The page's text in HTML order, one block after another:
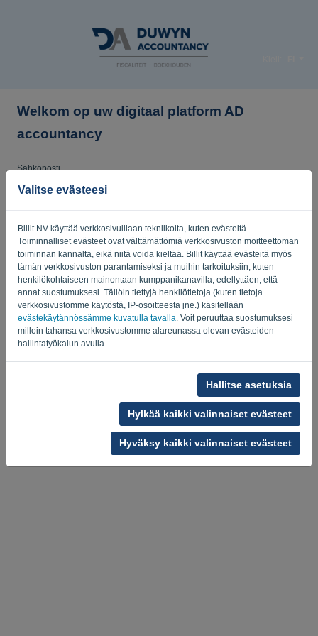
Valitse evästeesi
Billit NV käyttää verkkosivuillaan tekniikoita, kuten evästeitä.
Toiminnalliset evästeet ovat välttämättömiä verkkosivuston moitteettoman
toiminnan kannalta, eikä niitä voida kieltää. Billit käyttää evästeitä myös
tämän verkkosivuston parantamiseksi ja muihin tarkoituksiin, kuten
henkilökohtaiseen mainontaan kumppanikanavilla, edellyttäen, että
annat suostumuksesi. Tällöin tiettyjä henkilötietoja (kuten tietoja
verkkosivustomme käytöstä, IP-osoitteesta jne.) käsitellään
evästekäytännössämme kuvatulla tavalla . Voit peruuttaa suostumuksesi
milloin tahansa verkkosivustomme alareunassa olevan evästeiden
hallintatyökalun avulla.
Hallitse asetuksia
Hylkää kaikki valinnaiset evästeet
Hyväksy kaikki valinnaiset evästeet
Welkom op uw digitaal platform AD
accountancy
Sähköposti
Muistuta minua Unohtunut salasana?
KIRJAUDU SISÄÄN
Ehdot ja ehdot